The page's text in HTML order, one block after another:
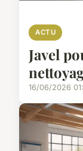
ACTU
Javel
16/06/2026